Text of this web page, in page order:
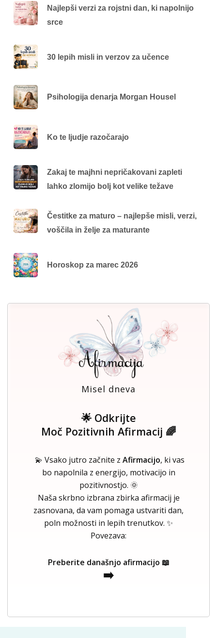
Najlepši verzi za rojstni dan, ki napolnijo
srce
30 lepih misli in verzov za učence
Psihologija denarja Morgan Housel
Ko te ljudje razočarajo
Zakaj te majhni nepričakovani zapleti
lahko zlomijo bolj kot velike težave
Čestitke za maturo – najlepše misli, verzi,
voščila in želje za maturante
Horoskop za marec 2026
Misel dneva
🌟 Odkrijte
Moč Pozitivnih Afirmacij 🌈
💫 Vsako jutro začnite z Afirmacijo, ki vas
bo napolnila z energijo, motivacijo in
pozitivnostjo. 🌞
Naša skrbno izbrana zbirka afirmacij je
zasnovana, da vam pomaga ustvariti dan,
poln možnosti in lepih trenutkov. ✨
Povezava:
Preberite današnjo afirmacijo 📖
➡️